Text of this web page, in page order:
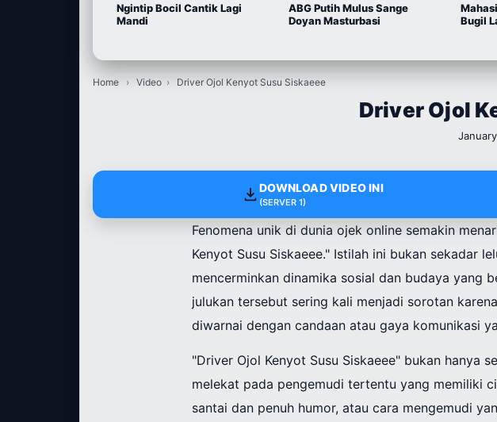
Ngintip Bocil Cantik Lagi
Mandi
ABG Putih Mulus Sange
Doyan Masturbasi
Bugil
Home › Video › Driver Ojol Kenyot Susu Siskaeee
Driver Ojol
DOWNLOAD VIDEO INI
(SERVER 1)
Fenomena unik di dunia ojek online semakin
Kenyot Susu Siskaeee." Istilah ini bukan sekadar
mencerminkan dinamika sosial dan budaya yang
julukan tersebut sering kali menjadi sorotan
diwarnai dengan candaan atau gaya komunikasi
"Driver Ojol Kenyot Susu Siskaeee" bukan hanya
melekat pada pengemudi tertentu yang memiliki
santai dan penuh humor, atau cara mengemudi